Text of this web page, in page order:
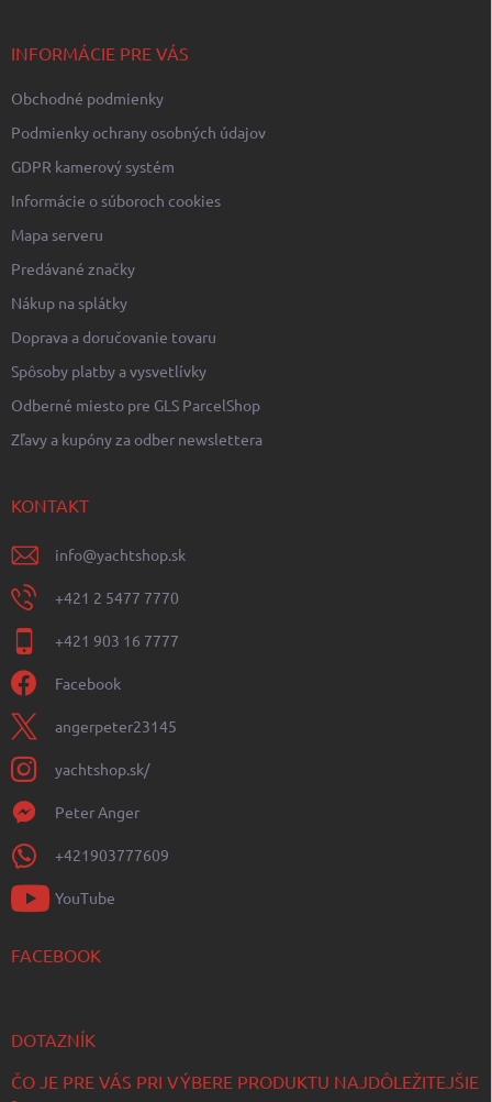
INFORMÁCIE PRE VÁS
Obchodné podmienky
Podmienky ochrany osobných údajov
GDPR kamerový systém
Informácie o súboroch cookies
Mapa serveru
Predávané značky
Nákup na splátky
Doprava a doručovanie tovaru
Spôsoby platby a vysvetlívky
Odberné miesto pre GLS ParcelShop
Zľavy a kupóny za odber newslettera
KONTAKT
info@yachtshop.sk
+421 2 5477 7770
+421 903 16 7777
Facebook
angerpeter23145
yachtshop.sk/
Peter Anger
+421903777609
YouTube
FACEBOOK
DOTAZNÍK
ČO JE PRE VÁS PRI VÝBERE PRODUKTU NAJDÔLEŽITEJŠIE